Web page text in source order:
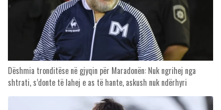
Dëshmia tronditëse në gjyqin për Maradonën: Nuk ngrihej nga
shtrati, s’donte të lahej e as të hante, askush nuk ndërhyri